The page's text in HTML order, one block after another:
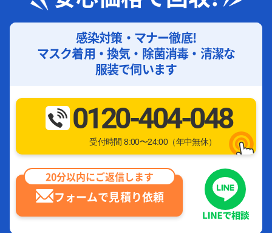
感染対策・マナー徹底!
マスク着用・換気・除菌消毒・清潔な
服装で伺います
0120-404-048
受付時間 8:00〜24:00（年中無休）
フォームで見積り依頼
20分以内にご返信します